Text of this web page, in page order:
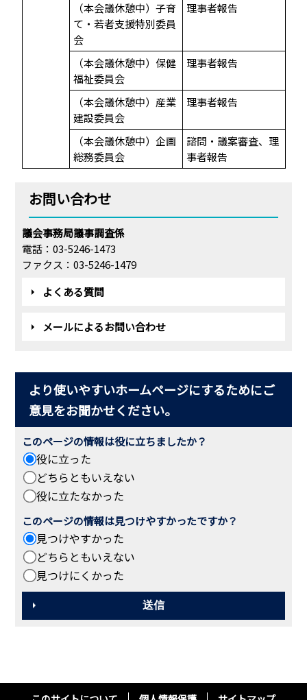
（本会議休憩中）子育
て・若者支援特別委員
会
理事者報告
（本会議休憩中）保健
福祉委員会
理事者報告
（本会議休憩中）産業
建設委員会
理事者報告
（本会議休憩中）企画
総務委員会
諮問・議案審査、理
事者報告
お問い合わせ
議会事務局議事調査係
電話：03-5246-1473
ファクス：03-5246-1479
よくある質問
メールによるお問い合わせ
より使いやすいホームページにするためにご
意見をお聞かせください。
このページの情報は役に立ちましたか？
役に立った
どちらともいえない
役に立たなかった
このページの情報は見つけやすかったですか？
見つけやすかった
どちらともいえない
見つけにくかった